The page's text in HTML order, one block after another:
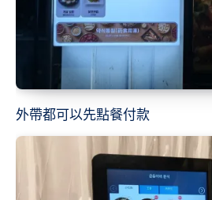
外帶都可以先點餐付款